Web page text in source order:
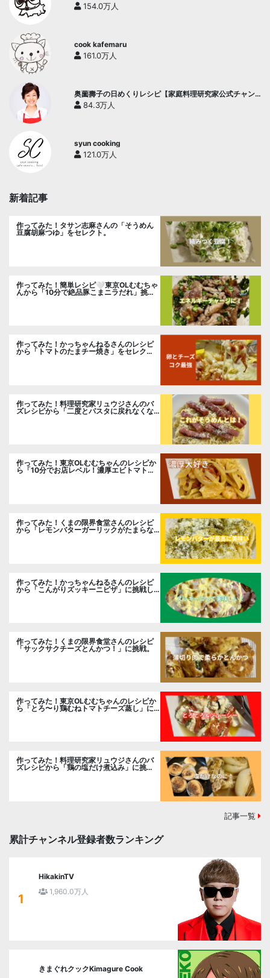
154.0万人
cook kafemaru
161.0万人
奥薗壽子の日めくりレシピ【家庭料理研究家公式チャン
ネル】
84.3万人
syun cooking
121.0万人
新着記事
作ってみた！タサン志麻さんの「そうめん
豆腐胡麻つゆ」をセレクト。
作ってみた！簡単レシピ🤍東京OLむむちゃ
んから「10分で絶品豚こまニラだれ」挑
戦。
作ってみた！かっちゃんねるさんのレシピ
から「トマトのたまチー焼き」をセレク
作ってみた！料理研究家リュウジさんのバ
ズレシピから「二度とパスタに戻れなくな
る冷やしカルボナーラ」に挑戦。
作ってみた！東京OLむむちゃんのレシピか
ら「10分でお店レベル！濃厚エビトマトク
作ってみた！くまの限界食堂さんのレシピ
から「レモンバターガーリックがたまらな
作ってみた！かっちゃんねるさんのレシピ
から「こんがりズッキーニピザ」に挑戦し
ました。
作ってみた！くまの限界食堂さんのレシピ
「サックサクチーズとんかつ！」に挑戦。
作ってみた！東京OLむむちゃんのレシピか
ら「とろ〜り鶏むねトマトチーズ蒸し」に
挑戦
作ってみた！料理研究家リュウジさんのバ
ズレシピから「鶏の塩だけ煮込み」に挑
記事一覧
累計チャンネル登録者数ランキング
1
HikakinTV
1,960.0万人
きまぐれクックKimagure Cook